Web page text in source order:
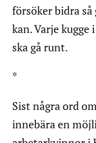
försöker bidra så
kan. Varje
ska gå runt.
*
Sist några ord
innebära en